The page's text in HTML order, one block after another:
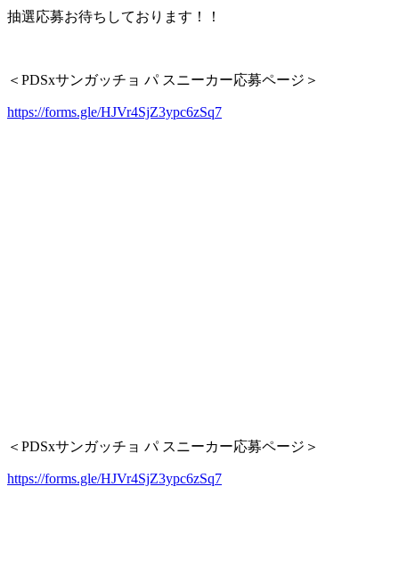
抽選応募お待ちしております！！
＜PDSxサンガッチョ パ スニーカー応募ページ＞
https://forms.gle/HJVr4SjZ3ypc6zSq7
＜PDSxサンガッチョ パ スニーカー応募ページ＞
https://forms.gle/HJVr4SjZ3ypc6zSq7